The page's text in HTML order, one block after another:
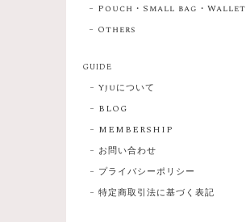
Pouch・Small bag・Wallet
Others
GUIDE
Yjuについて
BLOG
MEMBERSHIP
お問い合わせ
プライバシーポリシー
特定商取引法に基づく表記